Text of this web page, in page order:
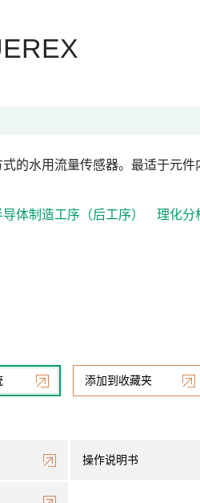
的水用流量传感器。最适于元件
导体制造工序（后工序） 理化分
添加到收藏夹
操作说明书